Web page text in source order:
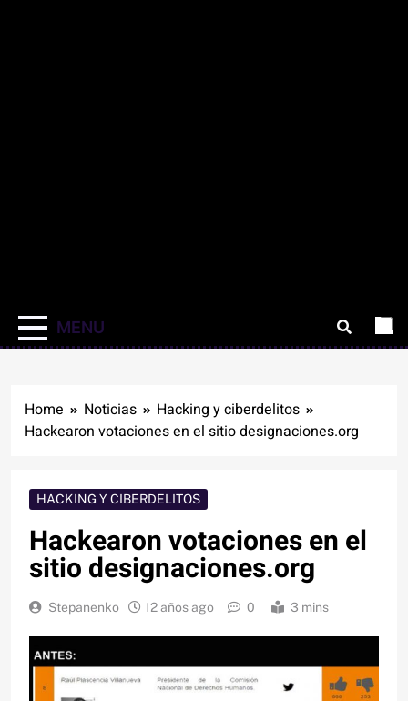
MENU
Home Noticias
Hacking y ciberdelitos
Hackearon votaciones en el sitio designaciones.org
HACKING Y CIBERDELITOS
Hackearon votaciones en el
sitio designaciones.org
Stepanenko 12 años ago 0 3 mins